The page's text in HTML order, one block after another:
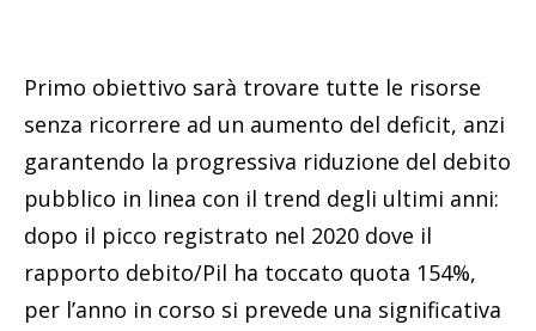
Primo obiettivo sarà trovare tutte le risorse
senza ricorrere ad un aumento del deficit, anzi
garantendo la progressiva riduzione del debito
pubblico in linea con il trend degli ultimi anni:
dopo il picco registrato nel 2020 dove il
rapporto debito/Pil ha toccato quota 154%,
per l’anno in corso si prevede una significativa